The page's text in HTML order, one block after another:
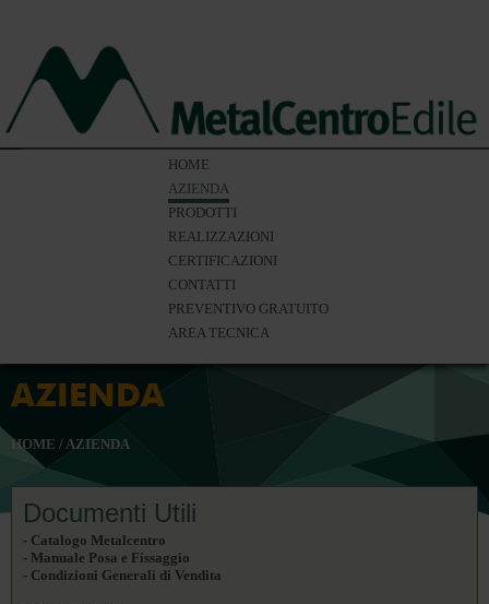
HOME
AZIENDA
PRODOTTI
REALIZZAZIONI
CERTIFICAZIONI
CONTATTI
PREVENTIVO GRATUITO
AREA TECNICA
AZIENDA
HOME /AZIENDA
Documenti Utili
- Catalogo Metalcentro
- Manuale Posa e Fissaggio
- Condizioni Generali di Vendita